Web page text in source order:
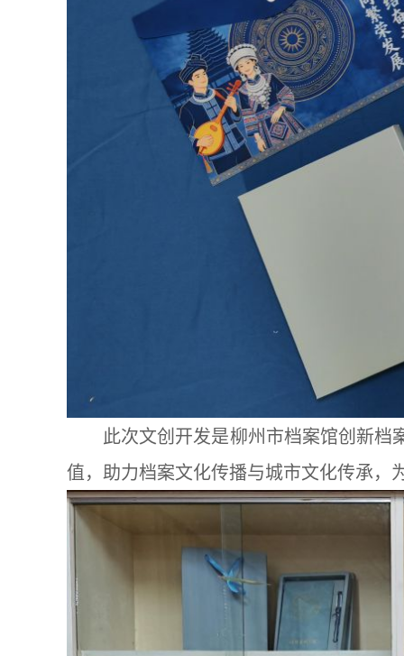
此次文创开发是柳州市档案馆创新档
值，助力档案文化传播与城市文化传承，